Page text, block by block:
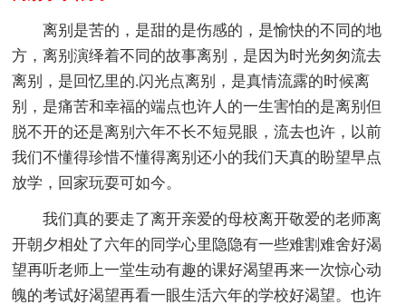
离别是苦的，是甜的是伤感的，是愉快的不同的地
方，离别演绎着不同的故事离别，是因为时光匆匆流去
离别，是回忆里的.闪光点离别，是真情流露的时候离
别，是痛苦和幸福的端点也许人的一生害怕的是离别但
脱不开的还是离别六年不长不短晃眼，流去也许，以前
我们不懂得珍惜不懂得离别还小的我们天真的盼望早点
放学，回家玩耍可如今。
我们真的要走了离开亲爱的母校离开敬爱的老师离
开朝夕相处了六年的同学心里隐隐有一些难割难舍好渴
望再听老师上一堂生动有趣的课好渴望再来一次惊心动
魄的考试好渴望再看一眼生活六年的学校好渴望。也许